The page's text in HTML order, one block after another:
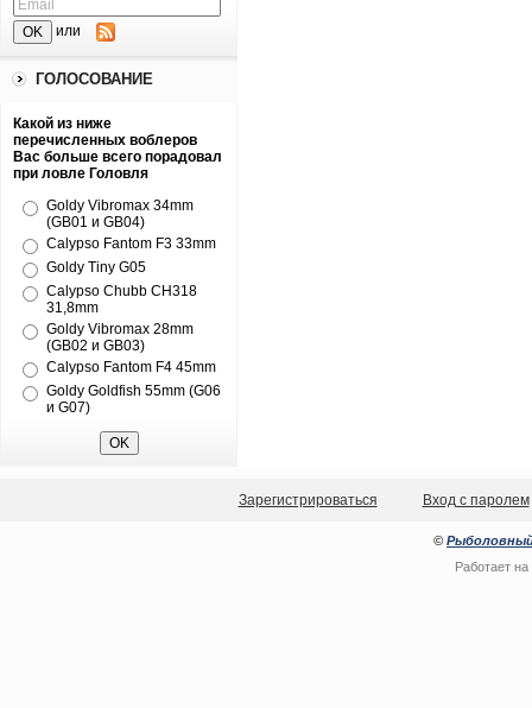
или
ГОЛОСОВАНИЕ
Какой из ниже
перечисленных воблеров
Вас больше всего порадовал
при ловле Головля
Goldy Vibromax 34mm
(GB01 и GB04)
Calypso Fantom F3 33mm
Goldy Tiny G05
Calypso Chubb CH318
31,8mm
Goldy Vibromax 28mm
(GB02 и GB03)
Calypso Fantom F4 45mm
Goldy Goldfish 55mm (G06
и G07)
Зарегистрироваться Вход с паролем
© Рыболовный
Работает